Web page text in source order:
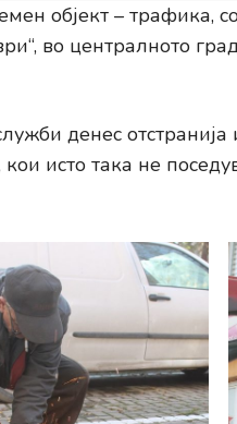
објект – трафика,
во централното
денес
исто така не